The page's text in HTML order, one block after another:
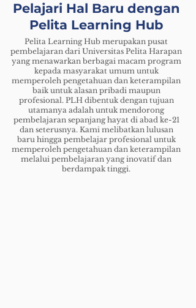
Pelajari Hal Baru dengan
Pelita Learning Hub
Pelita Learning Hub merupakan pusat
pembelajaran dari Universitas Pelita Harapan
yang menawarkan berbagai macam program
kepada masyarakat umum untuk
memperoleh pengetahuan dan keterampilan
baik untuk alasan pribadi maupun
profesional. PLH dibentuk dengan tujuan
utamanya adalah untuk mendorong
pembelajaran sepanjang hayat di abad ke-21
dan seterusnya. Kami melibatkan lulusan
baru hingga pembelajar profesional untuk
memperoleh pengetahuan dan keterampilan
melalui pembelajaran yang inovatif dan
berdampak tinggi.